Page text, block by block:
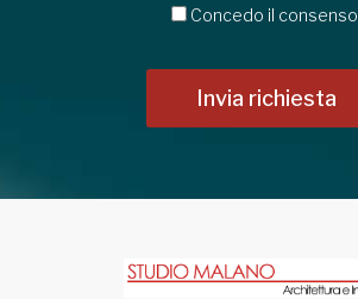
Concedo il consenso
Invia richiesta